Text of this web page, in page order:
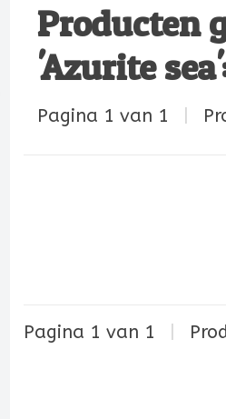
Producten
'Azurite
Pagina 1 van 1
Pagina 1 van 1